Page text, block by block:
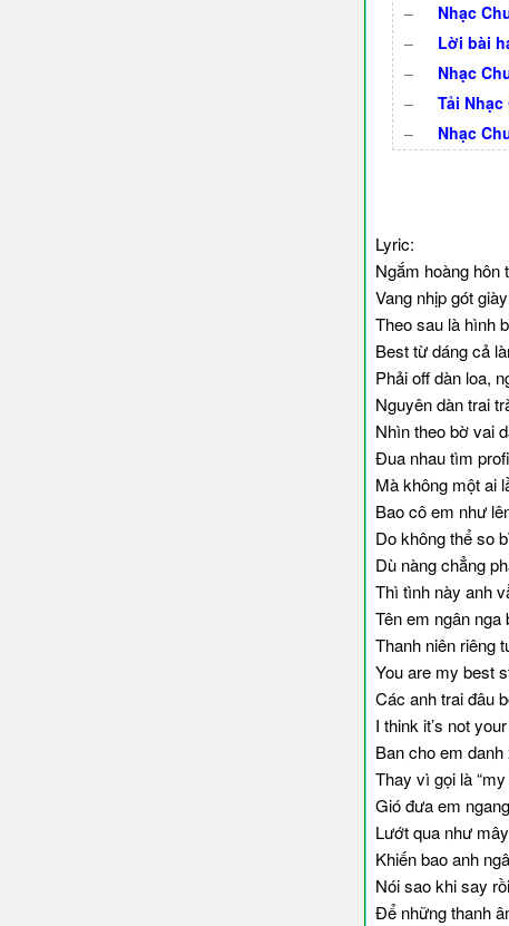
–
Nhạc
–
Lời bài
–
Nhạc
–
Tải
–
Nhạc
Lyric:
Ngắm hoàng hôn
Vang nhịp gót
Theo sau là hình
Best từ dáng cả
Phải off dàn loa,
Nguyên dàn trai
Nhìn theo bờ vai
Đua nhau tìm
Mà không một ai
Bao cô em như
Do không thể so
Dù nàng chẳng
Thì tình này anh
Tên em ngân
Thanh niên riêng
You are my best
Các anh trai đâu
I think it’s not
Ban cho em danh
Thay vì gọi là “my
Gió đưa em
Lướt qua như
Khiến bao anh
Nói sao khi say rồi
Để những thanh